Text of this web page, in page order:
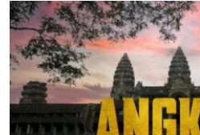
ម្តង
រំលង​
ចូល​
ទៅ​
ទំព័រ​
រចនា
ព្រឹត្តិការណ៍ព័ត៌មាន
ទូរទស្សន៍ / វីដេអូ​
វិទ្យុ / ផតខាសថ៍
កម្មវិធីទាំងអស់